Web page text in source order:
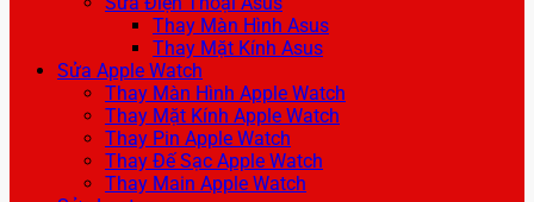
Thay Màn Hình Asus
Thay Mặt Kính Asus
Sửa Apple Watch
Thay Màn Hình Apple Watch
Thay Mặt Kính Apple Watch
Thay Pin Apple Watch
Thay Đế Sạc Apple Watch
Thay Main Apple Watch